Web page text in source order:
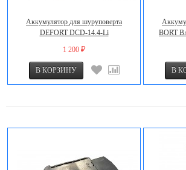
Аккумулятор для шуруповерта
DEFORT DCD-14.4-Li
1 200 ₽
BORT